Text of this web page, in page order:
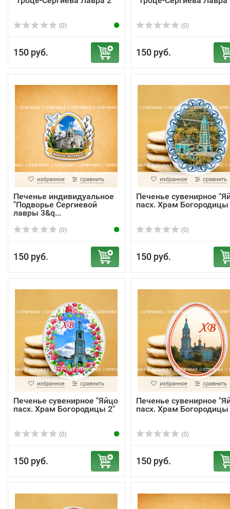
(0)
150 руб.
(0)
150 руб.
избранное сравнить
Печенье индивидуальное
"Подворье Сергиевой
лавры 3&q...
(0)
150 руб.
избранное сравнить
Печенье сувенирное
пасх. Храм Богородицы
(0)
150 руб.
избранное сравнить
Печенье сувенирное "Яйцо
пасх. Храм Богородицы 2"
(0)
150 руб.
избранное сравнить
Печенье сувенирное
пасх. Храм Богородицы
(0)
150 руб.